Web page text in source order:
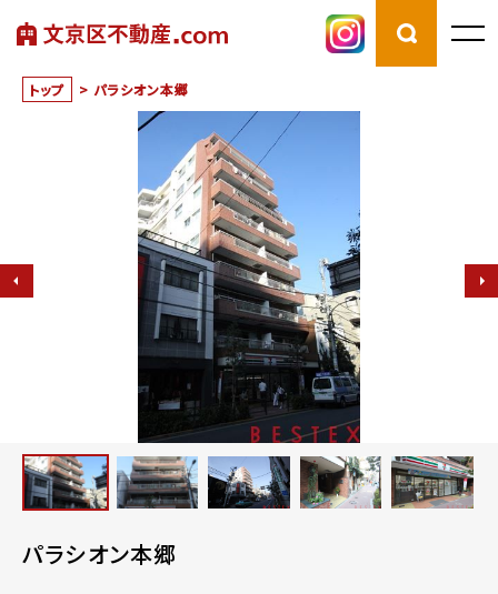
トップ > パラシオン本郷
パラシオン本郷